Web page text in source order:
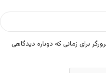
برای زمانی که دوباره دیدگاهی